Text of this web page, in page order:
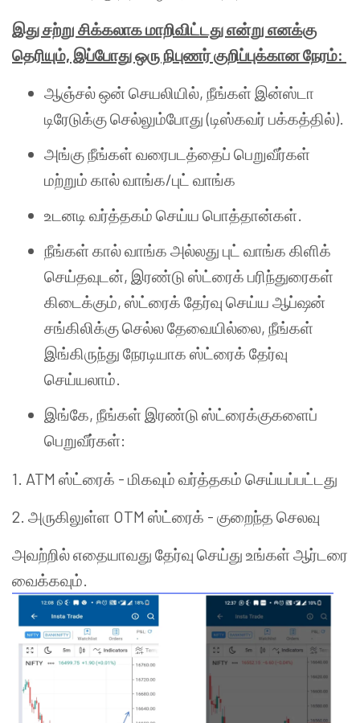
இது சற்று சிக்கலாக மாறிவிட்டது என்று எனக்கு
தெரியும், இப்போது ஒரு நிபுணர் குறிப்புக்கான நேரம்:
ஆஞ்சல் ஒன் செயலியில், நீங்கள் இன்ஸ்டா
டிரேடுக்கு செல்லும்போது (டிஸ்கவர் பக்கத்தில்).
அங்கு நீங்கள் வரைபடத்தைப் பெறுவீர்கள்
மற்றும் கால் வாங்க/புட் வாங்க
உடனடி வர்த்தகம் செய்ய பொத்தான்கள்.
நீங்கள் கால் வாங்க அல்லது புட் வாங்க கிளிக்
செய்தவுடன், இரண்டு ஸ்ட்ரைக் பரிந்துரைகள்
கிடைக்கும், ஸ்ட்ரைக் தேர்வு செய்ய ஆப்ஷன்
சங்கிலிக்கு செல்ல தேவையில்லை, நீங்கள்
இங்கிருந்து நேரடியாக ஸ்ட்ரைக் தேர்வு
செய்யலாம்.
இங்கே, நீங்கள் இரண்டு ஸ்ட்ரைக்குகளைப்
பெறுவீர்கள்:
1. ATM ஸ்ட்ரைக் - மிகவும் வர்த்தகம் செய்யப்பட்டது
2. அருகிலுள்ள OTM ஸ்ட்ரைக் - குறைந்த செலவு
அவற்றில் எதையாவது தேர்வு செய்து உங்கள் ஆர்டரை
வைக்கவும்.